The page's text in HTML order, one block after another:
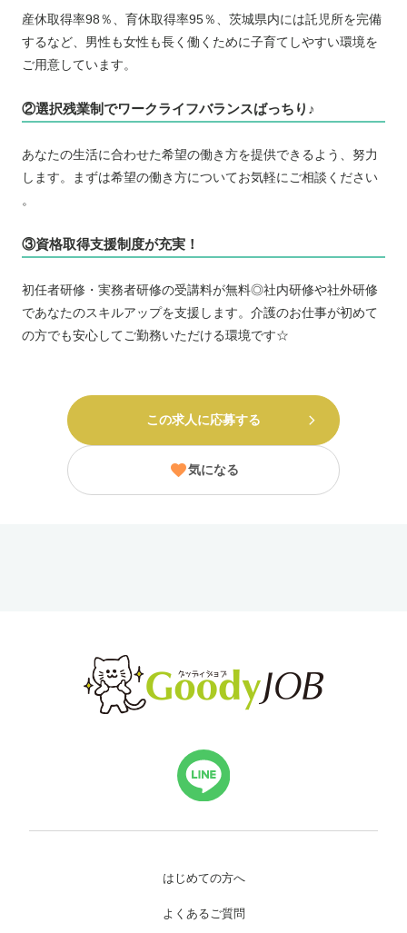
産休取得率98％、育休取得率95％、茨城県内には託児所を完備
するなど、男性も女性も長く働くために子育てしやすい環境を
ご用意しています。
②選択残業制でワークライフバランスばっちり♪
あなたの生活に合わせた希望の働き方を提供できるよう、努力
します。まずは希望の働き方についてお気軽にご相談ください
。
③資格取得支援制度が充実！
初任者研修・実務者研修の受講料が無料◎社内研修や社外研修
であなたのスキルアップを支援します。介護のお仕事が初めて
の方でも安心してご勤務いただける環境です☆
この求人に応募する
気になる
はじめての方へ
よくあるご質問